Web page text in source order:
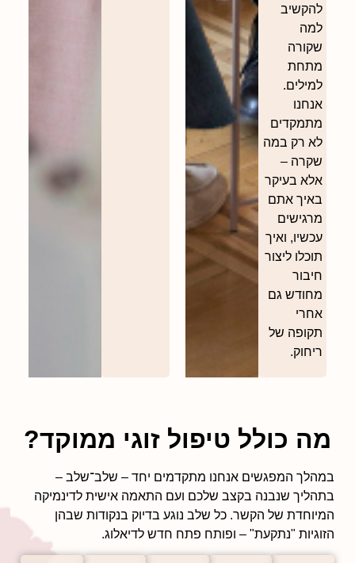
להקשיב
למה
שקורה
מתחת
למילים.
אנחנו
מתמקדים
לא רק במה
שקרה –
אלא בעיקר
באיך אתם
מרגישים
עכשיו, ואיך
תוכלו ליצור
חיבור
מחודש גם
אחרי
תקופה של
ריחוק.
מה כולל טיפול זוגי ממוקד?
במהלך המפגשים אנחנו מתקדמים יחד – שלב־שלב –
בתהליך שנבנה בקצב שלכם ועם התאמה אישית לדינמיקה
המיוחדת של הקשר. כל שלב נוגע בדיוק בנקודות שבהן
הזוגיות "נתקעת" – ופותח פתח חדש לדיאלוג.